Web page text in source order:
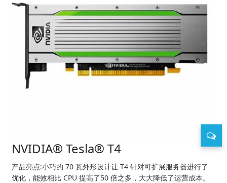
NVIDIA® Tesla® T4
产品亮点:小巧的 70 瓦外形设计让 T4 针对可扩展服务器进行了
优化，能效相比 CPU 提高了50 倍之多，大大降低了运营成本。